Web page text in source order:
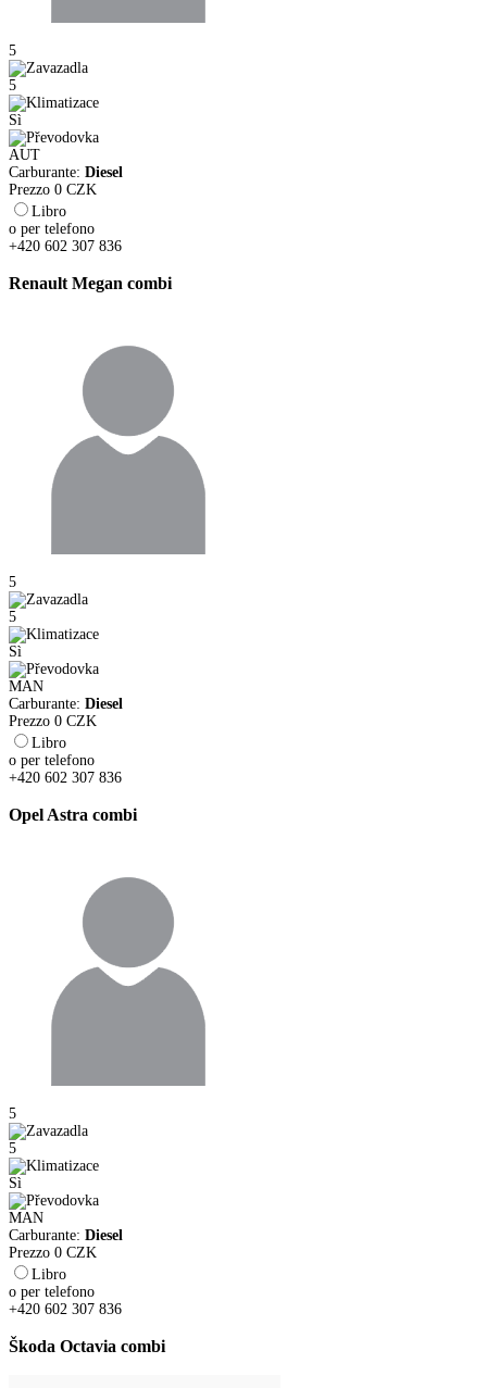
5
5
Sì
AUT
Carburante: Diesel
Prezzo 0 CZK
Libro
o per telefono
+420 602 307 836
Renault Megan combi
5
5
Sì
MAN
Carburante: Diesel
Prezzo 0 CZK
Libro
o per telefono
+420 602 307 836
Opel Astra combi
5
5
Sì
MAN
Carburante: Diesel
Prezzo 0 CZK
Libro
o per telefono
+420 602 307 836
Škoda Octavia combi